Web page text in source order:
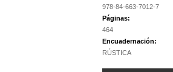
978-84-663-7012-7
Páginas:
464
Encuadernación:
RÚSTICA